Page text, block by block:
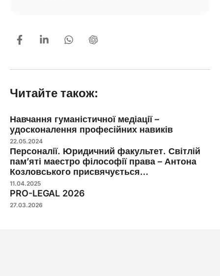
Читайте також:
Навчання гуманістичної медіації –
удосконалення професійних навиків
22.05.2024
Персоналії. Юридичний факультет. Світлій
пам’яті маестро філософії права – Антона
Козловського присвячується…
11.04.2025
PRO-LEGAL 2026
27.03.2026